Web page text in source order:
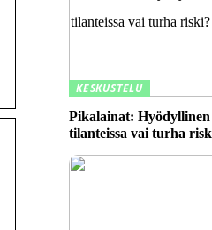
KESKUSTELU
Pikalainat: Hyödyllinen
tilanteissa vai turha